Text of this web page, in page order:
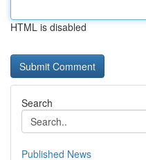
HTML is disabled
Search
Published News